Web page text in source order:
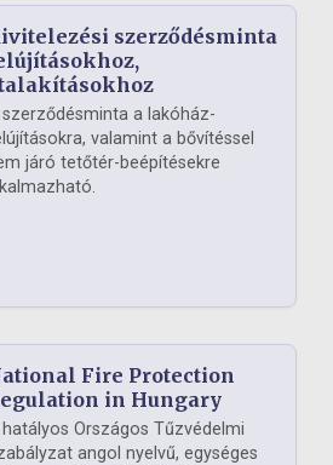
szerződésminta
a lakóház-
valamint a bővítéssel
járó tetőtér-beépítésekre
Fire Protection
in Hungary
Országos Tűzvédelmi
angol nyelvű, egységes